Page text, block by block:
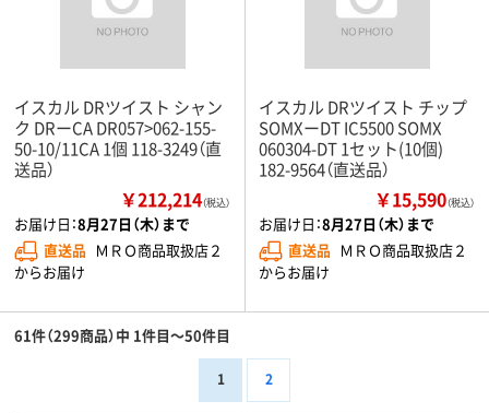
イスカル DRツイスト シャン
ク DRーCA DR057>062-155-
50-10/11CA 1個 118-3249（直
送品）
￥212,214（税込）
お届け日：8月27日（木）まで
直送品 ＭＲＯ商品取扱店２
からお届け
イスカル DRツイスト チップ
SOMXーDT IC5500 SOMX
060304-DT 1セット(10個)
182-9564（直送品）
￥15,590（税込）
お届け日：8月27日（木）まで
直送品 ＭＲＯ商品取扱店２
からお届け
61件（299商品）中 1件目～50件目
1 2